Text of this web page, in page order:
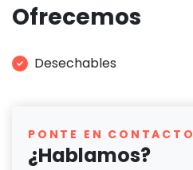
Ofrecemos
Desechables
PONTE EN CONTACTO
¿Hablamos?